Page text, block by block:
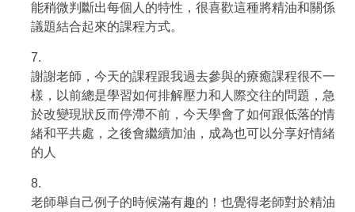
能稍微判斷出每個人的特性，很喜歡這種將精油和關係
議題結合起來的課程方式。
7.
謝謝老師，今天的課程跟我過去參與的療癒課程很不一
樣，以前總是學習如何排解壓力和人際交往的問題，急
於改變現狀反而停滯不前，今天學會了如何跟低落的情
緒和平共處，之後會繼續加油，成為也可以分享好情緒
的人
8.
老師舉自己例子的時候滿有趣的！也覺得老師對於精油